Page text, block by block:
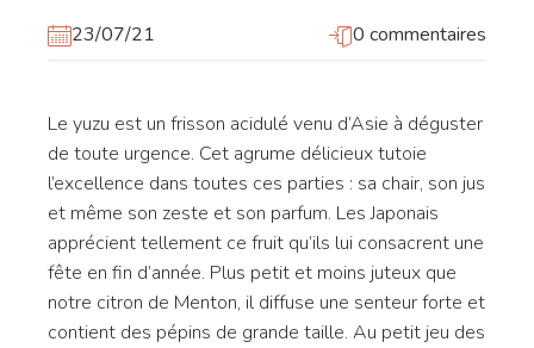
23/07/21
0 commentaires
Le yuzu est un frisson acidulé venu d’Asie à déguster
de toute urgence. Cet agrume délicieux tutoie
l’excellence dans toutes ces parties : sa chair, son jus
et même son zeste et son parfum. Les Japonais
apprécient tellement ce fruit qu’ils lui consacrent une
fête en fin d’année. Plus petit et moins juteux que
notre citron de Menton, il diffuse une senteur forte et
contient des pépins de grande taille. Au petit jeu des